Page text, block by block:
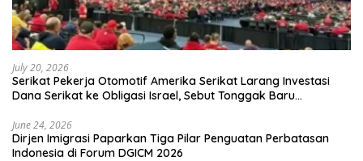
July 20, 2026
Serikat Pekerja Otomotif Amerika Serikat Larang Investasi
Dana Serikat ke Obligasi Israel, Sebut Tonggak Baru
June 24, 2026
Dirjen Imigrasi Paparkan Tiga Pilar Penguatan Perbatasan
Indonesia di Forum DGICM 2026